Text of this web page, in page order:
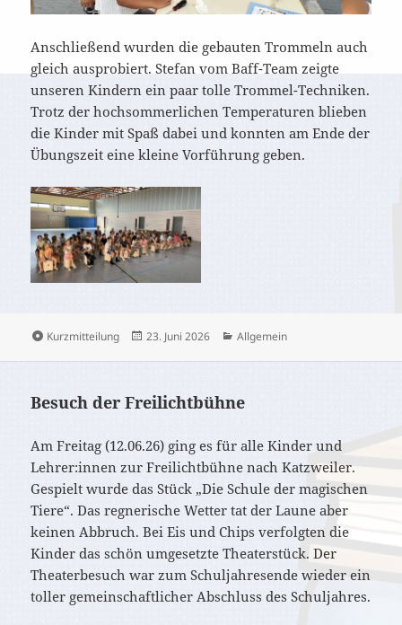
Anschließend wurden die gebauten Trommeln auch
gleich ausprobiert. Stefan vom Baff-Team zeigte
unseren Kindern ein paar tolle Trommel-Techniken.
Trotz der hochsommerlichen Temperaturen blieben
die Kinder mit Spaß dabei und konnten am Ende der
Übungszeit eine kleine Vorführung geben.
Format
Kurzmitteilung
Veröffentlicht
23. Juni 2026 Kategorien
Allgemein
Besuch der Freilichtbühne
Am Freitag (12.06.26) ging es für alle Kinder und
Lehrer:innen zur Freilichtbühne nach Katzweiler.
Gespielt wurde das Stück „Die Schule der magischen
Tiere“. Das regnerische Wetter tat der Laune aber
keinen Abbruch. Bei Eis und Chips verfolgten die
Kinder das schön umgesetzte Theaterstück. Der
Theaterbesuch war zum Schuljahresende wieder ein
toller gemeinschaftlicher Abschluss des Schuljahres.